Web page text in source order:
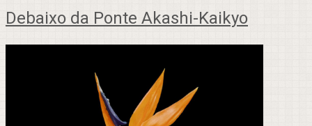
Debaixo da Ponte Akashi-Kaikyo